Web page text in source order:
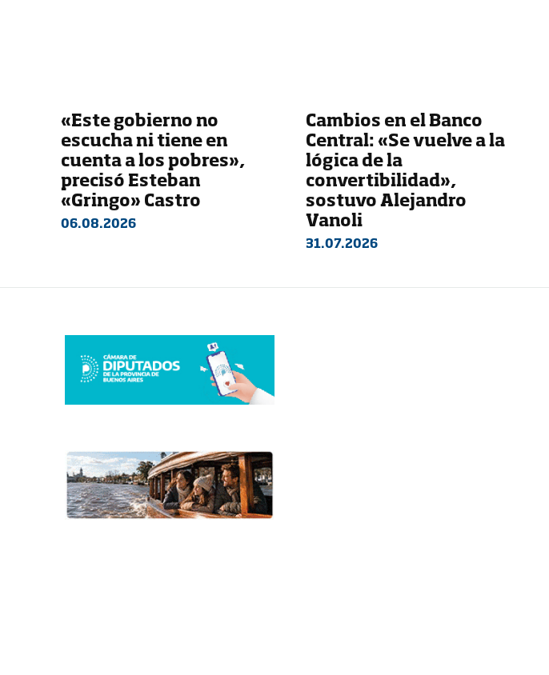
«Este gobierno no
escucha ni tiene en
cuenta a los pobres»,
precisó Esteban
«Gringo» Castro
06.08.2026
Cambios en el Banco
Central: «Se vuelve a la
lógica de la
convertibilidad»,
sostuvo Alejandro
Vanoli
31.07.2026